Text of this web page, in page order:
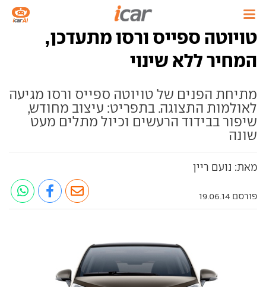
טויוטה ספייס ורסו מתעדכן,
המחיר ללא שינוי
מתיחת הפנים של טויוטה ספייס ורסו מגיעה
לאולמות התצוגה. בתפריט: עיצוב מחודש,
שיפור בבידוד הרעשים וכיול מתלים מעט
שונה
מאת: נועם ריין
פורסם 19.06.14